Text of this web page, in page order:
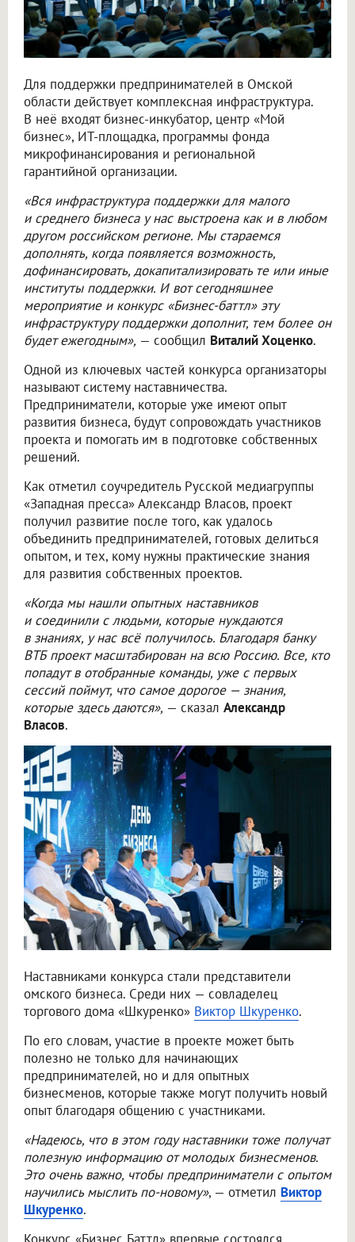
Для поддержки предпринимателей в Омской
области действует комплексная инфраструктура.
В неё входят бизнес-инкубатор, центр «Мой
бизнес», ИТ-площадка, программы фонда
микрофинансирования и региональной
гарантийной организации.
«Вся инфраструктура поддержки для малого
и среднего бизнеса у нас выстроена как и в любом
другом российском регионе. Мы стараемся
дополнять, когда появляется возможность,
дофинансировать, докапитализировать те или иные
институты поддержки. И вот сегодняшнее
мероприятие и конкурс «Бизнес-баттл» эту
инфраструктуру поддержки дополнит, тем более он
будет ежегодным», — сообщил Виталий Хоценко.
Одной из ключевых частей конкурса организаторы
называют систему наставничества.
Предприниматели, которые уже имеют опыт
развития бизнеса, будут сопровождать участников
проекта и помогать им в подготовке собственных
решений.
Как отметил соучредитель Русской медиагруппы
«Западная пресса» Александр Власов, проект
получил развитие после того, как удалось
объединить предпринимателей, готовых делиться
опытом, и тех, кому нужны практические знания
для развития собственных проектов.
«Когда мы нашли опытных наставников
и соединили с людьми, которые нуждаются
в знаниях, у нас всё получилось. Благодаря банку
ВТБ проект масштабирован на всю Россию. Все, кто
попадут в отобранные команды, уже с первых
сессий поймут, что самое дорогое — знания,
которые здесь даются», — сказал Александр
Власов.
Наставниками конкурса стали представители
омского бизнеса. Среди них — совладелец
торгового дома «Шкуренко» Виктор Шкуренко.
По его словам, участие в проекте может быть
полезно не только для начинающих
предпринимателей, но и для опытных
бизнесменов, которые также могут получить новый
опыт благодаря общению с участниками.
«Надеюсь, что в этом году наставники тоже получат
полезную информацию от молодых бизнесменов.
Это очень важно, чтобы предприниматели с опытом
научились мыслить по-новому», — отметил Виктор
Шкуренко.